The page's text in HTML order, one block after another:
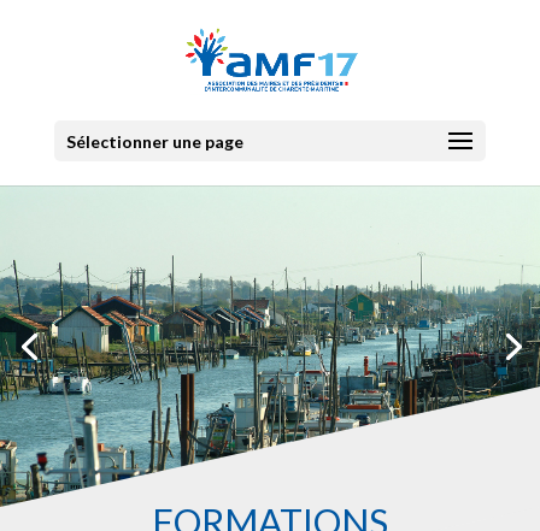
Sélectionner une page
FORMATIONS